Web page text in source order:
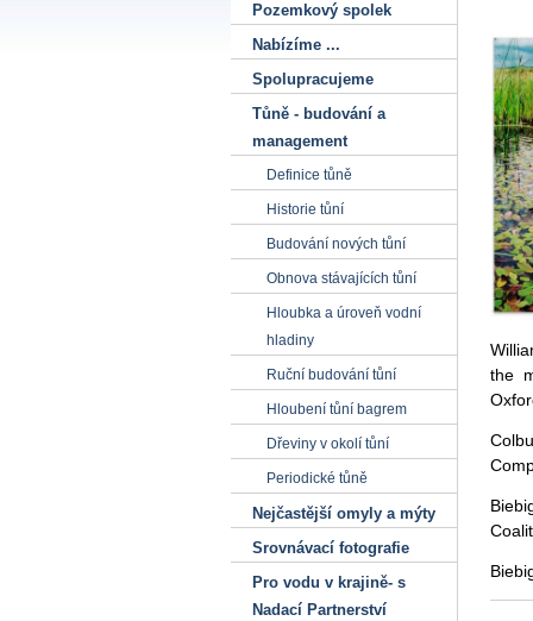
the
Pozemkový spolek
Nabízíme ...
Spolupracujeme
Tůně - budování a
management
Definice tůně
Historie tůní
Budování nových tůní
Obnova stávajících tůní
Hloubka a úroveň vodní
hladiny
Ruční budování tůní
Hloubení tůní bagrem
Dřeviny v okolí tůní
Periodické tůně
Nejčastější omyly a mýty
Srovnávací fotografie
Pro vodu v krajině- s
Nadací Partnerství